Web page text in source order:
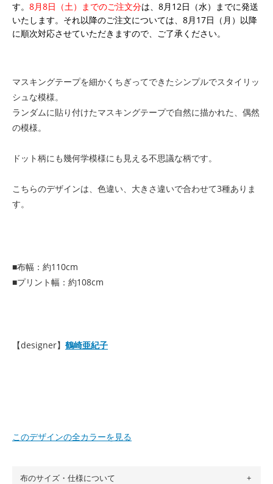
す。 8月8日（土）までのご注文分は、8月12日（水）までに発送
いたします。それ以降のご注文については、8月17日（月）以降
に順次対応させていただきますので、ご了承ください。
マスキングテープを細かくちぎってできたシンプルでスタイリッ
シュな模様。
ランダムに貼り付けたマスキングテープで自然に描かれた、偶然
の模様。
ドット柄にも幾何学模様にも見える不思議な柄です。
こちらのデザインは、色違い、大きさ違いで合わせて3種ありま
す。
■布幅：約110cm
■プリント幅：約108cm
【designer】 鶴崎亜紀子
このデザインの全カラーを見る
布のサイズ・仕様について